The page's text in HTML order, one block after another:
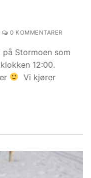
0 KOMMENTARER
Stormoen som
12:00.
Vi kjører